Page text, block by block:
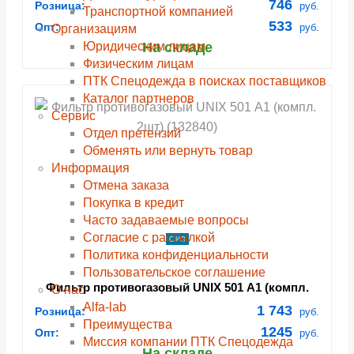
Транспортной компанией
Организациям
Юридическим лицам
Физическим лицам
ПТК Спецодежда в поисках поставщиков
Каталог партнеров
Сервис
Отдел претензий
Обменять или вернуть товар
Информация
Отмена заказа
Покупка в кредит
Часто задаваемые вопросы
Согласие с рассылкой
Политика конфиденциальности
Пользовательское соглашение
О нас
Alfa-lab
Преимущества
Миссия компании ПТК Спецодежда
A1Е1, в упаковке 2 шт (цена за 1 шт) (6540)
Розница: 746 руб.
Опт: 533 руб.
На складе
СИЗ
Фильтр противогазовый UNIX 501 А1 (компл.
Розница: 1 743 руб.
Опт: 1245 руб.